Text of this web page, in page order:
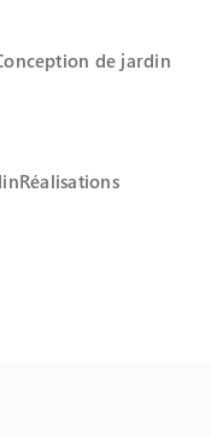
de jardin
Réalisations